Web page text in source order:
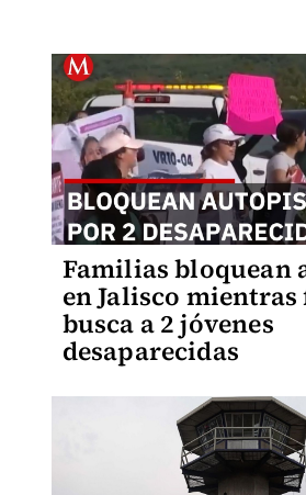
Familias bloquean
en Jalisco
busca a 2 jóvenes
desaparecidas